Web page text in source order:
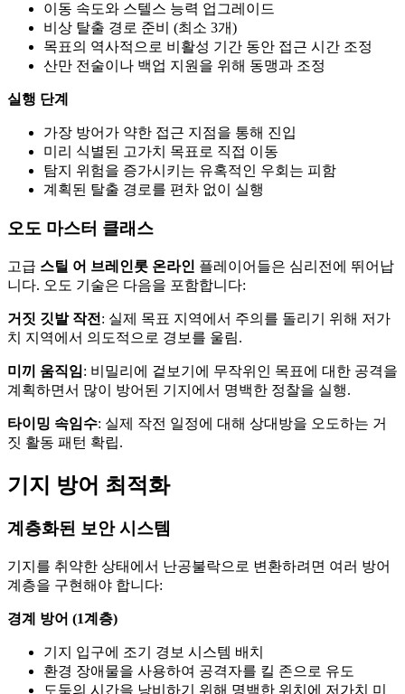
이동 속도와 스텔스 능력 업그레이드
비상 탈출 경로 준비 (최소 3개)
목표의 역사적으로 비활성 기간 동안 접근 시간 조정
산만 전술이나 백업 지원을 위해 동맹과 조정
실행 단계
가장 방어가 약한 접근 지점을 통해 진입
미리 식별된 고가치 목표로 직접 이동
탐지 위험을 증가시키는 유혹적인 우회는 피함
계획된 탈출 경로를 편차 없이 실행
오도 마스터 클래스
고급 스틸 어 브레인롯 온라인 플레이어들은 심리전에 뛰어납
니다. 오도 기술은 다음을 포함합니다:
거짓 깃발 작전 : 실제 목표 지역에서 주의를 돌리기 위해 저가
치 지역에서 의도적으로 경보를 울림.
미끼 움직임: 비밀리에 겉보기에 무작위인 목표에 대한 공격을
계획하면서 많이 방어된 기지에서 명백한 정찰을 실행.
타이밍 속임수: 실제 작전 일정에 대해 상대방을 오도하는 거
짓 활동 패턴 확립.
기지 방어 최적화
계층화된 보안 시스템
기지를 취약한 상태에서 난공불락으로 변환하려면 여러 방어
계층을 구현해야 합니다:
경계 방어 (1계층)
기지 입구에 조기 경보 시스템 배치
환경 장애물을 사용하여 공격자를 킬 존으로 유도
도둑의 시간을 낭비하기 위해 명백한 위치에 저가치 미